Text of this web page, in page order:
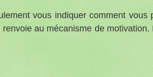
vous indiquer comment vous
au mécanisme de